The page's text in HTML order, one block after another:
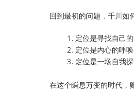
回到最初的问题，千川如
定位是寻找自己
定位是内心的呼
定位是一场自我
在这个瞬息万变的时代，